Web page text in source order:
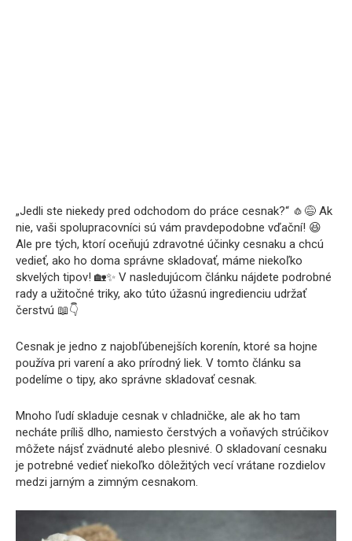
„Jedli ste niekedy pred odchodom do práce cesnak?“ 🧄😅 Ak
nie, vaši spolupracovníci sú vám pravdepodobne vďační! 😆
Ale pre tých, ktorí oceňujú zdravotné účinky cesnaku a chcú
vedieť, ako ho doma správne skladovať, máme niekoľko
skvelých tipov! 🏡✨ V nasledujúcom článku nájdete podrobné
rady a užitočné triky, ako túto úžasnú ingredienciu udržať
čerstvú 📖👇
Cesnak je jedno z najobľúbenejších korenín, ktoré sa hojne
používa pri varení a ako prírodný liek. V tomto článku sa
podelíme o tipy, ako správne skladovať cesnak.
Mnoho ľudí skladuje cesnak v chladničke, ale ak ho tam
necháte príliš dlho, namiesto čerstvých a voňavých strúčikov
môžete nájsť zvädnuté alebo plesnivé. O skladovaní cesnaku
je potrebné vedieť niekoľko dôležitých vecí vrátane rozdielov
medzi jarným a zimným cesnakom.